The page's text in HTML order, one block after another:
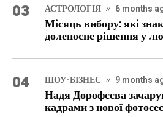
03 АСТРОЛОГІЯ 6 months
Місяць вибору: які
доленосне рішення у
04 ШОУ-БІЗНЕС 9 months
Надя Дорофєєва
кадрами з нової